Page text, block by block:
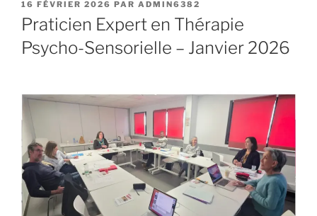
PUBLIÉ
LE
16 FÉVRIER 2026 PAR ADMIN6382
Praticien Expert en Thérapie
Psycho-Sensorielle – Janvier 2026